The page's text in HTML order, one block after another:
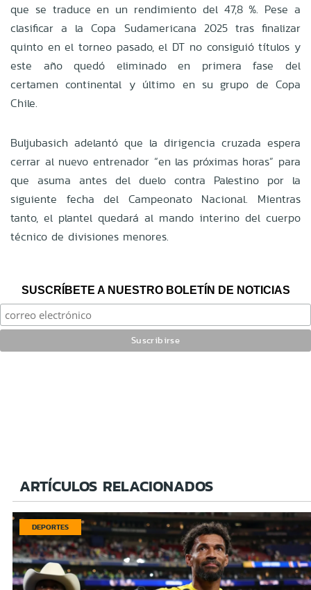
que se traduce en un rendimiento del 47,8 %. Pese a
clasificar a la Copa Sudamericana 2025 tras finalizar
quinto en el torneo pasado, el DT no consiguió títulos y
este año quedó eliminado en primera fase del
certamen continental y último en su grupo de Copa
Chile.
Buljubasich adelantó que la dirigencia cruzada espera
cerrar al nuevo entrenador “en las próximas horas” para
que asuma antes del duelo contra Palestino por la
siguiente fecha del Campeonato Nacional. Mientras
tanto, el plantel quedará al mando interino del cuerpo
técnico de divisiones menores.
SUSCRÍBETE A NUESTRO BOLETÍN DE NOTICIAS
ARTÍCULOS RELACIONADOS
DEPORTES